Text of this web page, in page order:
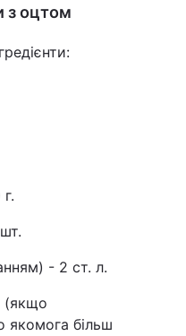
з оцтом
- 2 ст. л.
(якщо
якомога більш